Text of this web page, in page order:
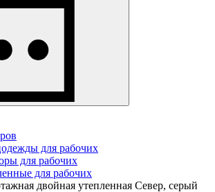
для рабочих
для рабочих
для рабочих
двойная утепленная Север, серый